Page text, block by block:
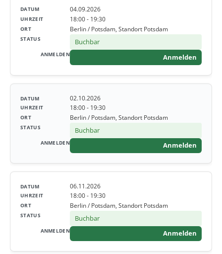
04.09.2026
18:00 - 19:30
Berlin / Potsdam, Standort Potsdam
Buchbar
Anmelden
02.10.2026
18:00 - 19:30
Berlin / Potsdam, Standort Potsdam
Buchbar
Anmelden
06.11.2026
18:00 - 19:30
Berlin / Potsdam, Standort Potsdam
Buchbar
Anmelden